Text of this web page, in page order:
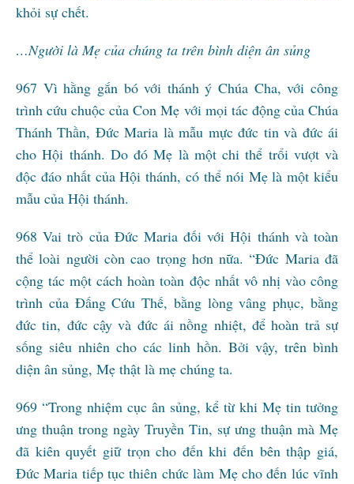
khỏi sự chết.
…Người là Mẹ của chúng ta trên bình diện ân sủng
967 Vì hằng gắn bó với thánh ý Chúa Cha, với công
trình cứu chuộc của Con Mẹ với mọi tác động của Chúa
Thánh Thần, Đức Maria là mẫu mực đức tin và đức ái
cho Hội thánh. Do đó Mẹ là một chi thể trổi vượt và
độc đáo nhất của Hội thánh, có thể nói Mẹ là một kiểu
mẫu của Hội thánh.
968 Vai trò của Đức Maria đối với Hội thánh và toàn
thể loài người còn cao trọng hơn nữa. “Đức Maria đã
cộng tác một cách hoàn toàn độc nhất vô nhị vào công
trình của Đấng Cứu Thế, bằng lòng vâng phục, bằng
đức tin, đức cậy và đức ái nồng nhiệt, để hoàn trả sự
sống siêu nhiên cho các linh hồn. Bởi vậy, trên bình
diện ân sủng, Mẹ thật là mẹ chúng ta.
969 “Trong nhiệm cục ân sủng, kể từ khi Mẹ tin tưởng
ưng thuận trong ngày Truyền Tin, sự ưng thuận mà Mẹ
đã kiên quyết giữ trọn cho đến khi đến bên thập giá,
Đức Maria tiếp tục thiên chức làm Mẹ cho đến lúc vĩnh